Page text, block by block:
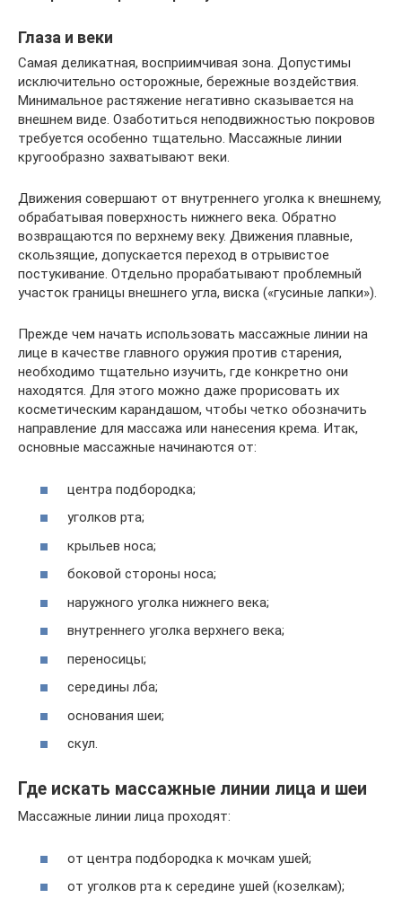
Глаза и веки
Самая деликатная, восприимчивая зона. Допустимы
исключительно осторожные, бережные воздействия.
Минимальное растяжение негативно сказывается на
внешнем виде. Озаботиться неподвижностью покровов
требуется особенно тщательно. Массажные линии
кругообразно захватывают веки.
Движения совершают от внутреннего уголка к внешнему,
обрабатывая поверхность нижнего века. Обратно
возвращаются по верхнему веку. Движения плавные,
скользящие, допускается переход в отрывистое
постукивание. Отдельно прорабатывают проблемный
участок границы внешнего угла, виска («гусиные лапки»).
Прежде чем начать использовать массажные линии на
лице в качестве главного оружия против старения,
необходимо тщательно изучить, где конкретно они
находятся. Для этого можно даже прорисовать их
косметическим карандашом, чтобы четко обозначить
направление для массажа или нанесения крема. Итак,
основные массажные начинаются от:
центра подбородка;
уголков рта;
крыльев носа;
боковой стороны носа;
наружного уголка нижнего века;
внутреннего уголка верхнего века;
переносицы;
середины лба;
основания шеи;
скул.
Где искать массажные линии лица и шеи
Массажные линии лица проходят:
от центра подбородка к мочкам ушей;
от уголков рта к середине ушей (козелкам);